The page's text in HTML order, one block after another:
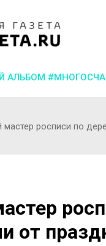
АЛЬБОМ
росписи по
от